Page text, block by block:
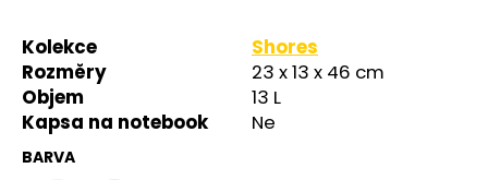
Kolekce
Shores
Rozměry
23 x 13 x 46 cm
Objem
13 L
Kapsa na notebook
Ne
BARVA
o
p
o
r
u
č